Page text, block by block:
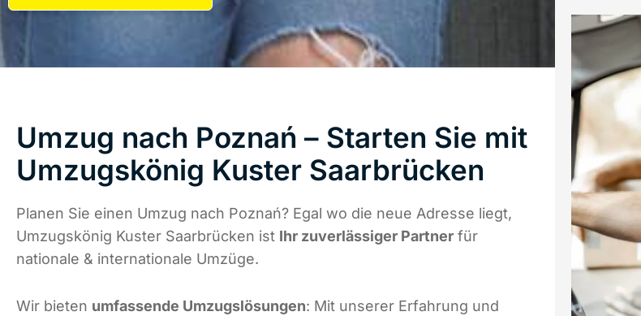
Umzug nach Poznań – Starten Sie mit
Umzugskönig Kuster Saarbrücken
Planen Sie einen Umzug nach Poznań? Egal wo die neue Adresse liegt,
Umzugskönig Kuster Saarbrücken ist Ihr zuverlässiger Partner für
nationale & internationale Umzüge.
Wir bieten umfassende Umzugslösungen: Mit unserer Erfahrung und